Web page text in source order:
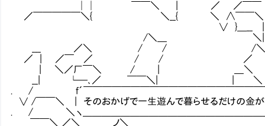
││ ￣￣＼ | ／ ／￣￣
／￣￣￣￣￣＼{ ＼__{ ＼ ∧
∨ }＿__ | ＿
/＼＿ ＼| |
___ ／＼ / / /＼ j／￣
／ | ／￣ ／ / /
| ＼／厂￣＼ / | ＿
__| └─､／ ￣￣＼|
. / f´￣￣￣￣￣￣￣￣￣￣￣￣￣￣￣￣￣￣￣
∨ /￣￣＼ | そのおかげで一生遊んで暮らせるだけ
. / ＼ ヽ＿＿＿＿＿＿＿＿＿＿＿＿＿＿＿＿＿＿
￣￣＼ ／＼ ノ＼＿＿＿ ＼